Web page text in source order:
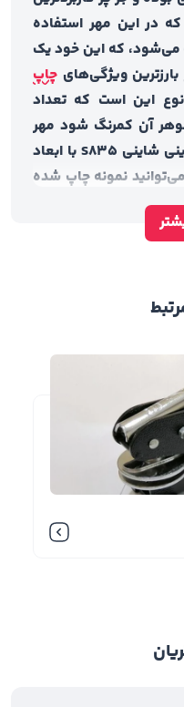
در این مهر استفاده
می‌شود‌، که این خود یک
ویژگی‌های چاپ
این است که تعداد
آن کمرنگ شود مهر
می‌زند. بر روی مهر اتوماتیک ژلاتینی شاینی S835 با ابعاد
نمونه چاپ شده
پوشش شفاف قرار دارد
خود دارای ضامن قرمز
مشخصات ظاهری مهر